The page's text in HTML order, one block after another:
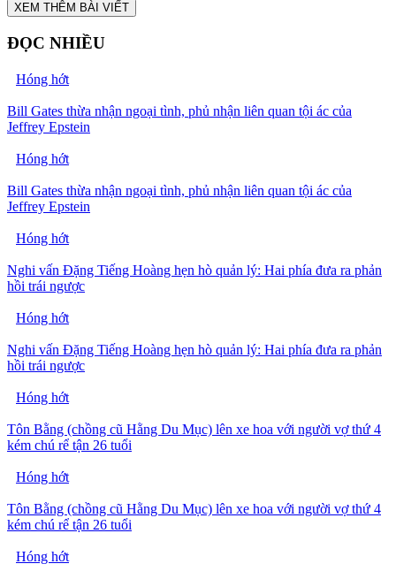
XEM THÊM BÀI VIẾT
ĐỌC NHIỀU
Hóng hớt
Bill Gates thừa nhận ngoại tình, phủ nhận liên quan tội ác của
Jeffrey Epstein
Hóng hớt
Bill Gates thừa nhận ngoại tình, phủ nhận liên quan tội ác của
Jeffrey Epstein
Hóng hớt
Nghi vấn Đặng Tiếng Hoàng hẹn hò quản lý: Hai phía đưa ra phản
hồi trái ngược
Hóng hớt
Nghi vấn Đặng Tiếng Hoàng hẹn hò quản lý: Hai phía đưa ra phản
hồi trái ngược
Hóng hớt
Tôn Bằng (chồng cũ Hằng Du Mục) lên xe hoa với người vợ thứ 4
kém chú rể tận 26 tuổi
Hóng hớt
Tôn Bằng (chồng cũ Hằng Du Mục) lên xe hoa với người vợ thứ 4
kém chú rể tận 26 tuổi
Hóng hớt